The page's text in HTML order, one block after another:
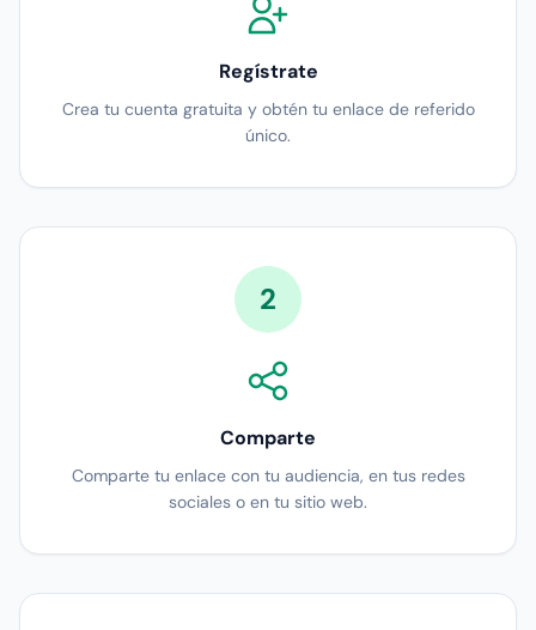
Regístrate
Crea tu cuenta gratuita y obtén tu enlace de referido
único.
2
Comparte
Comparte tu enlace con tu audiencia, en tus redes
sociales o en tu sitio web.